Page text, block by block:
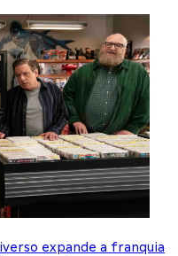
expande a franquia